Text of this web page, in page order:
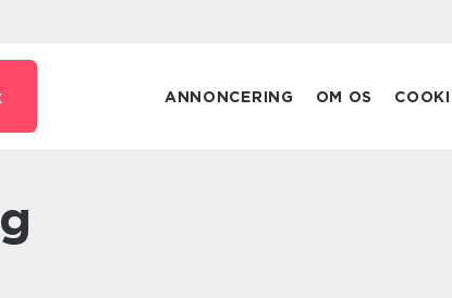
ANNONCERING OM OS